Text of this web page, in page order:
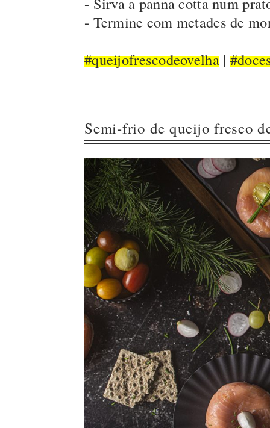
- Termine com metades de
#queijofrescodeovelha|
Semi-frio de queijo fresco
fumado